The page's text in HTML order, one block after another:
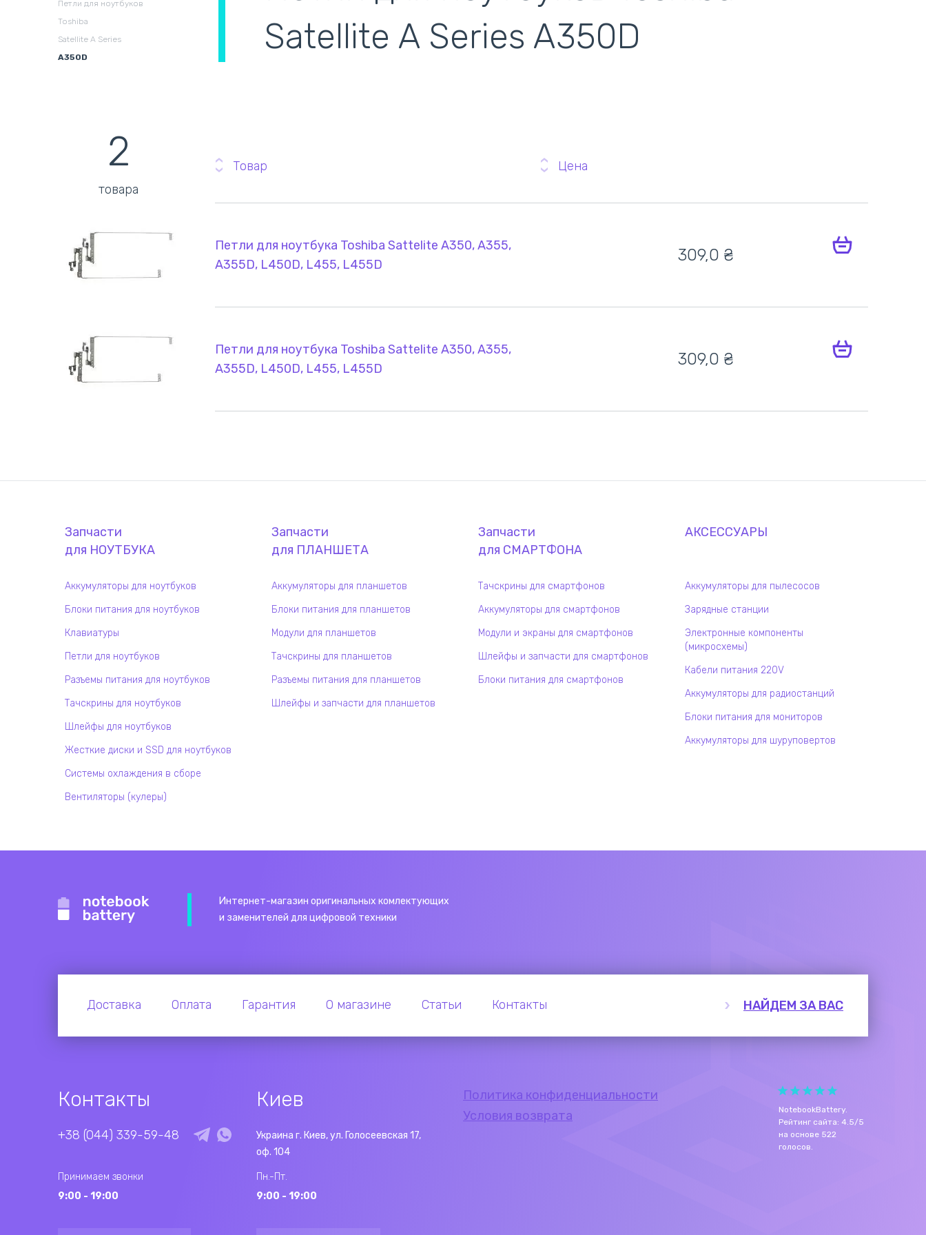
охлаждения в сборе
Петли для ноутбуков
Toshiba
Satellite A Series
A350D
Satellite A Series A350D
2
товара
Товар Цена
Петли для ноутбука Toshiba Sattelite A350, A355,
A355D, L450D, L455, L455D
309,0 ₴
Петли для ноутбука Toshiba Sattelite A350, A355,
A355D, L450D, L455, L455D
309,0 ₴
Запчасти
для НОУТБУКА
Аккумуляторы для ноутбуков
Блоки питания для ноутбуков
Клавиатуры
Петли для ноутбуков
Разъемы питания для ноутбуков
Тачскрины для ноутбуков
Шлейфы для ноутбуков
Жесткие диски и SSD для ноутбуков
Системы охлаждения в сборе
Вентиляторы (кулеры)
Запчасти
для ПЛАНШЕТА
Аккумуляторы для планшетов
Блоки питания для планшетов
Модули для планшетов
Тачскрины для планшетов
Разъемы питания для планшетов
Шлейфы и запчасти для планшетов
Запчасти
для СМАРТФОНА
Тачскрины для смартфонов
Аккумуляторы для смартфонов
Модули и экраны для смартфонов
Шлейфы и запчасти для смартфонов
Блоки питания для смартфонов
АКСЕССУАРЫ
Аккумуляторы для пылесосов
Зарядные станции
Электронные компоненты
(микросхемы)
Кабели питания 220V
Аккумуляторы для радиостанций
Блоки питания для мониторов
Аккумуляторы для шуруповертов
Интернет-магазин оригинальных комлектующих
и заменителей для цифровой техники
Доставка Оплата Гарантия О магазине Статьи Контакты НАЙДЕМ ЗА ВАС
Контакты
+38 (044) 339-59-48
Принимаем звонки
9:00 - 19:00
Киев
Украина г. Киев, ул. Голосеевская 17,
оф. 104
Пн.-Пт.
9:00 - 19:00
Политика конфиденциальности
Условия возврата
NotebookBattery.
Рейтинг сайта: 4.5/5
на основе 522
голосов.